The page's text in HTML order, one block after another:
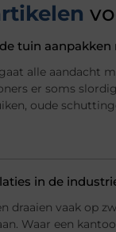
tuin
alle aandacht
er soms
oude
in de
draaien vaak op
Waar een